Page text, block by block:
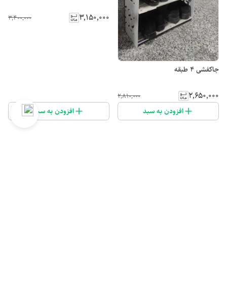
جاکفشی 4 طبقه
۲٬۶۵۰٬۰۰۰ ۲٬۸۱۰٬۰۰۰
افزودن به سبد
۳٬۱۵۰٬۰۰۰ ۳٬۴۰۰٬۰۰۰
افزودن به سبد